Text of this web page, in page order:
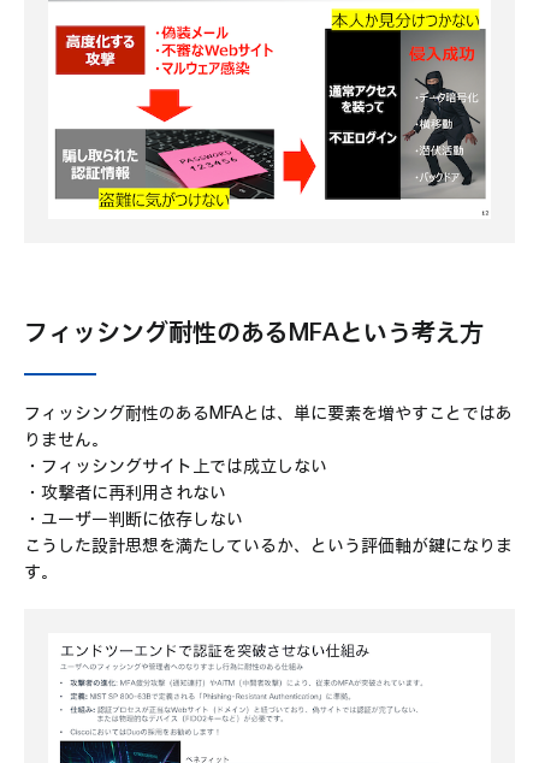
フィッシング耐性のあるMFAという考え方
フィッシング耐性のあるMFAとは、単に要素を増やすことではあ
りません。
・フィッシングサイト上では成立しない
・攻撃者に再利用されない
・ユーザー判断に依存しない
こうした設計思想を満たしているか、という評価軸が鍵になりま
す。